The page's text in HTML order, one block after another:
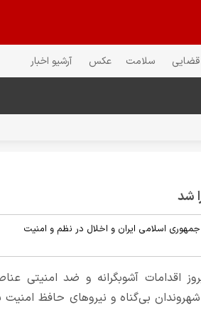
قضایی سلامت عکس آرشیو اخبار
اسلامی ایران و اخلال در نظم و امنیت
اقدامات آشوبگرانه و ضد امنیتی
بی‌گناه و نیروهای حافظ امنیت